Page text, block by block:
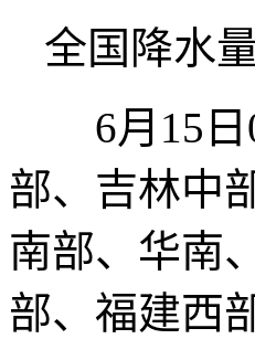
全国降水
6月15日
部、吉林中
南部、华南
部、福建西